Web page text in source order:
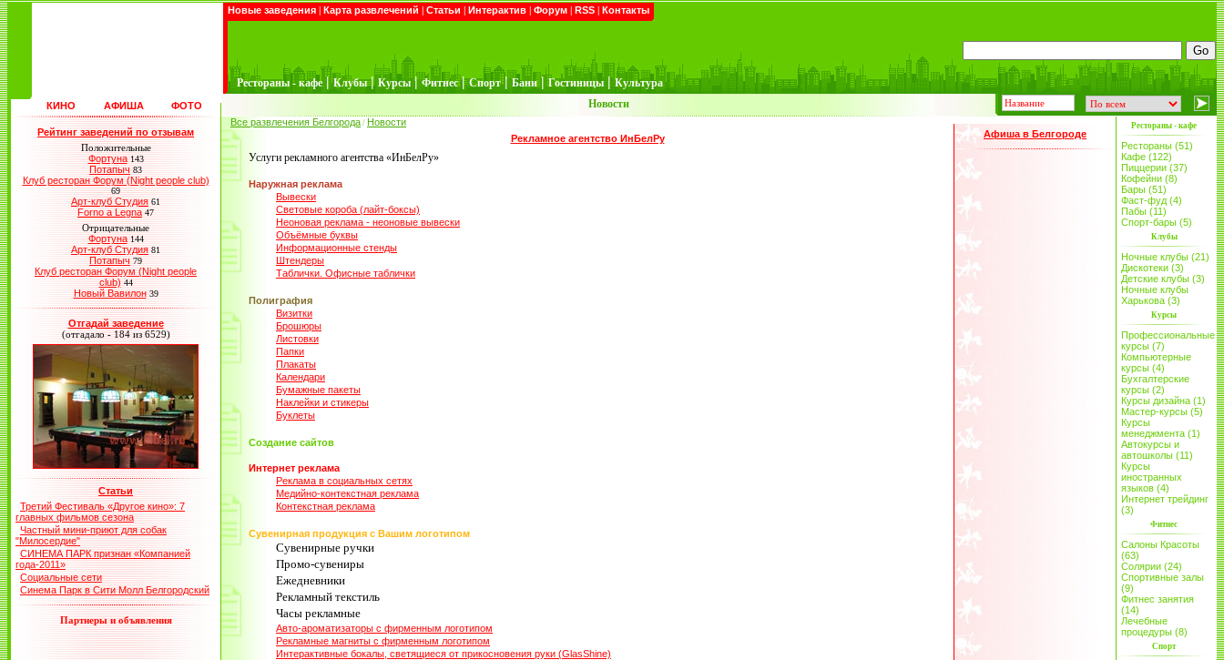
Новые заведения | Карта развлечений | Статьи | Интерактив | Форум | RSS | Контакты
Рестораны - кафе | Клубы | Курсы | Фитнес | Спорт | Бани | Гостиницы | Культура
КИНО АФИША ФОТО Новости
Рейтинг заведений по отзывам
Положительные
Фортуна 143
Потапыч 83
Клуб ресторан Форум (Night people club)
69
Арт-клуб Студия 61
Forno a Legna 47
Отрицательные
Фортуна 144
Арт-клуб Студия 81
Потапыч 79
Клуб ресторан Форум (Night people
club) 44
Новый Вавилон 39
Отгадай заведение
(отгадало - 184 из 6529)
Статьи
Третий Фестиваль «Другое кино»: 7
главных фильмов сезона
Частный мини-приют для собак
"Милосердие"
СИНЕМА ПАРК признан «Компанией
года-2011»
Социальные сети
Синема Парк в Сити Молл Белгородский
Партнеры и объявления
Все развлечения Белгорода / Новости
Рекламное агентство ИнБелРу
Услуги рекламного агентства «ИнБелРу»
Наружная реклама
Вывески
Световые короба (лайт-боксы)
Неоновая реклама - неоновые вывески
Объёмные буквы
Информационные стенды
Штендеры
Таблички. Офисные таблички
Полиграфия
Визитки
Брошюры
Листовки
Папки
Плакаты
Календари
Бумажные пакеты
Наклейки и стикеры
Буклеты
Создание сайтов
Интернет реклама
Реклама в социальных сетях
Медийно-контекстная реклама
Контекстная реклама
Сувенирная продукция с Вашим логотипом
Сувенирные ручки
Промо-сувениры
Ежедневники
Рекламный текстиль
Часы рекламные
Авто-ароматизаторы с фирменным логотипом
Рекламные магниты с фирменным логотипом
Интерактивные бокалы, светящиеся от прикосновения руки (GlasShine)
Афиша в Белгороде
Рестораны - кафе
Рестораны (51)
Кафе (122)
Пиццерии (37)
Кофейни (8)
Бары (51)
Фаст-фуд (4)
Пабы (11)
Спорт-бары (5)
Клубы
Ночные клубы (21)
Дискотеки (3)
Детские клубы (3)
Ночные клубы
Харькова (3)
Курсы
Профессиональные
курсы (7)
Компьютерные
курсы (4)
Бухгалтерские
курсы (2)
Курсы дизайна (1)
Мастер-курсы (5)
Курсы
менеджмента (1)
Автокурсы и
автошколы (11)
Курсы
иностранных
языков (4)
Интернет трейдинг
(3)
Фитнес
Салоны Красоты
(63)
Солярии (24)
Спортивные залы
(9)
Фитнес занятия
(14)
Лечебные
процедуры (8)
Спорт